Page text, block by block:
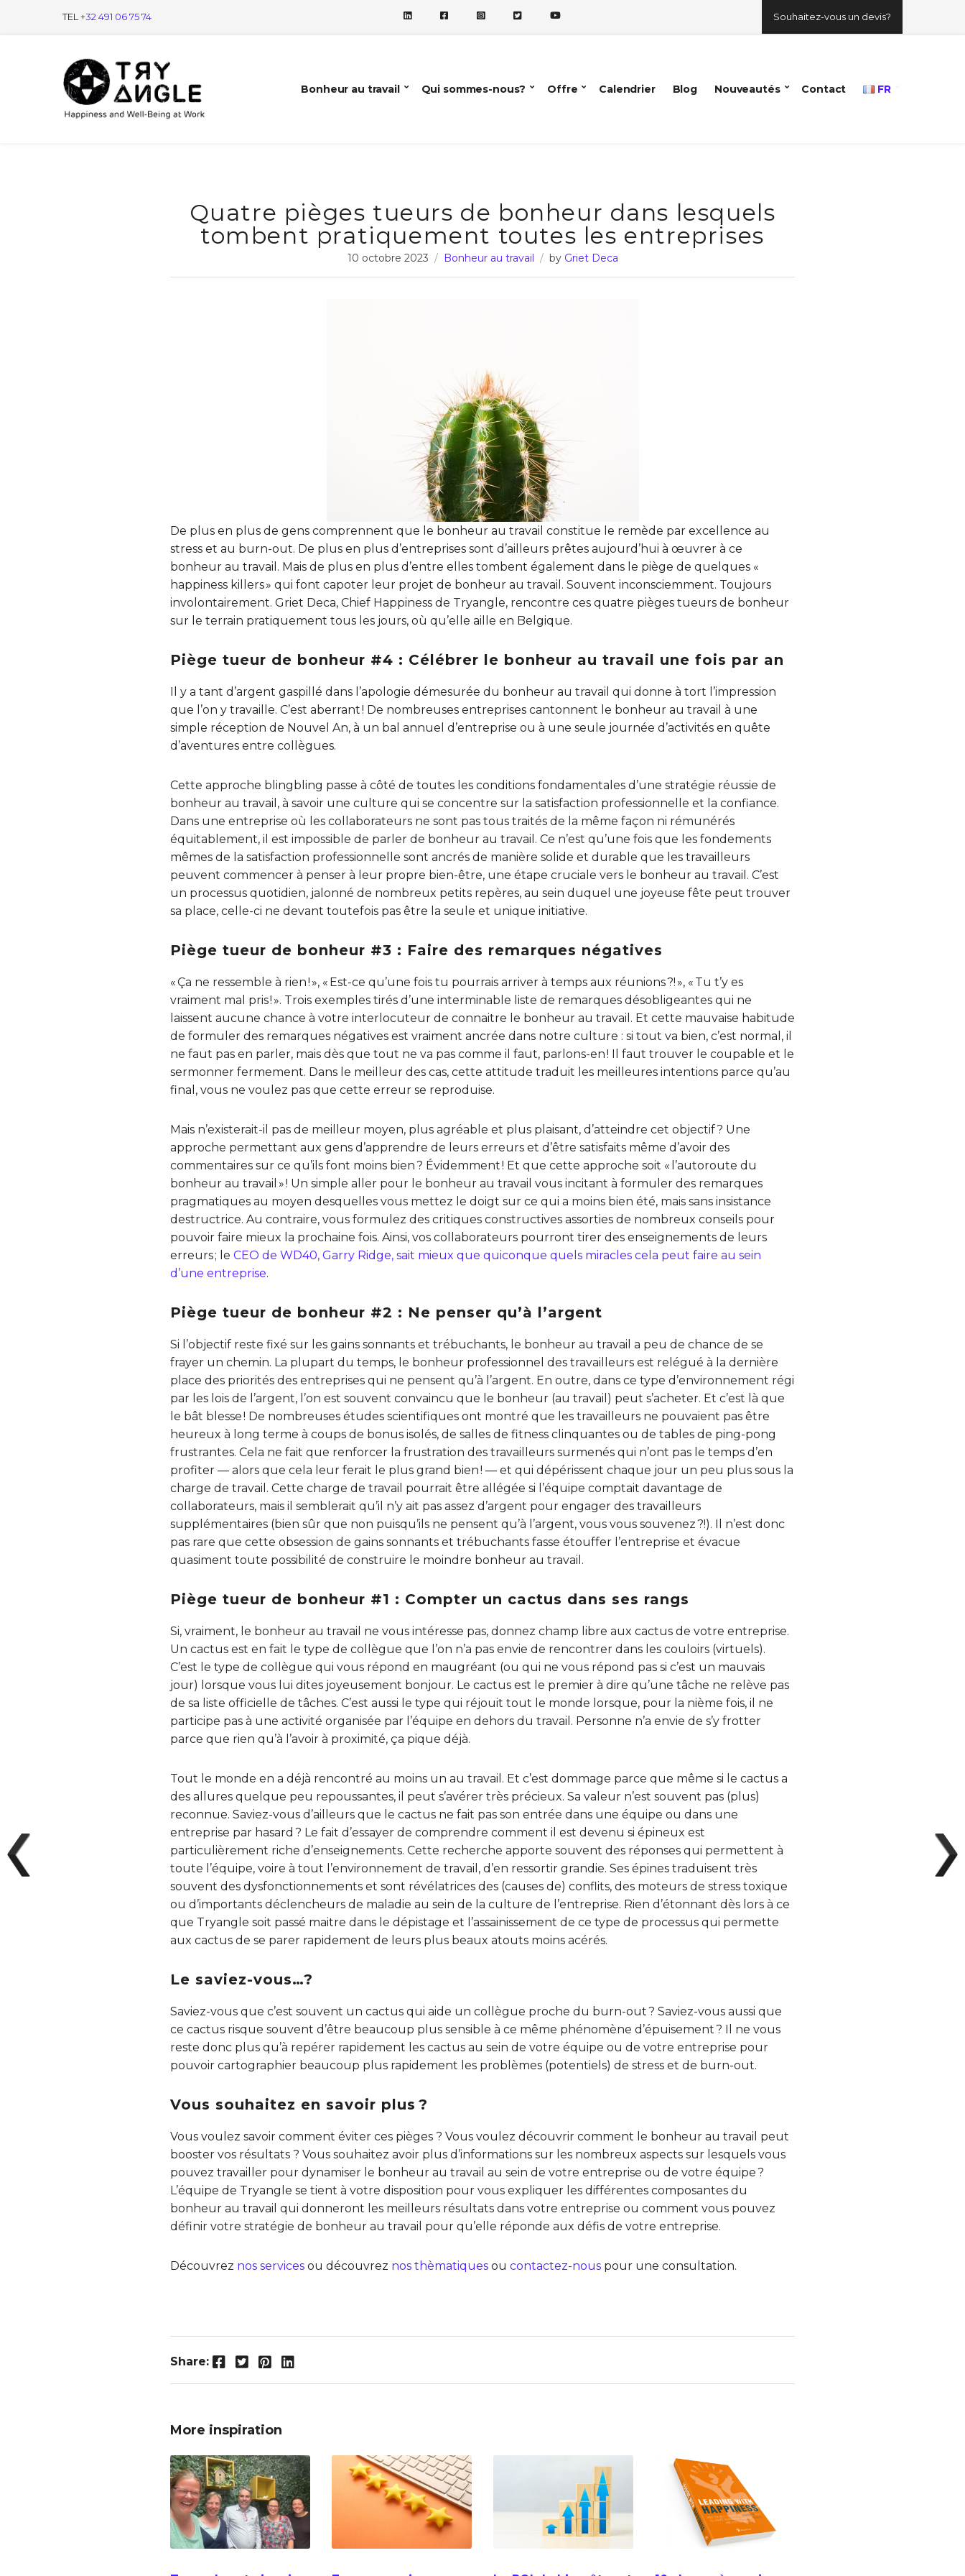
TEL +32 491 06 75 74 Souhaitez-vous un devis?
Bonheur au travail Qui sommes-nous? Offre Calendrier Blog Nouveautés Contact FR
Quatre pièges tueurs de bonheur dans lesquels
tombent pratiquement toutes les entreprises
10 octobre 2023 Bonheur au travail by Griet Deca
De plus en plus de gens comprennent que le bonheur au travail constitue le remède par excellence au
stress et au burn-out. De plus en plus d’entreprises sont d’ailleurs prêtes aujourd’hui à œuvrer à ce
bonheur au travail. Mais de plus en plus d’entre elles tombent également dans le piège de quelques «
happiness killers » qui font capoter leur projet de bonheur au travail. Souvent inconsciemment. Toujours
involontairement. Griet Deca, Chief Happiness de Tryangle, rencontre ces quatre pièges tueurs de bonheur
sur le terrain pratiquement tous les jours, où qu’elle aille en Belgique.
Piège tueur de bonheur #4 : Célébrer le bonheur au travail une fois par an
Il y a tant d’argent gaspillé dans l’apologie démesurée du bonheur au travail qui donne à tort l’impression
que l’on y travaille. C’est aberrant ! De nombreuses entreprises cantonnent le bonheur au travail à une
simple réception de Nouvel An, à un bal annuel d’entreprise ou à une seule journée d’activités en quête
d’aventures entre collègues.
Cette approche blingbling passe à côté de toutes les conditions fondamentales d’une stratégie réussie de
bonheur au travail, à savoir une culture qui se concentre sur la satisfaction professionnelle et la confiance.
Dans une entreprise où les collaborateurs ne sont pas tous traités de la même façon ni rémunérés
équitablement, il est impossible de parler de bonheur au travail. Ce n’est qu’une fois que les fondements
mêmes de la satisfaction professionnelle sont ancrés de manière solide et durable que les travailleurs
peuvent commencer à penser à leur propre bien-être, une étape cruciale vers le bonheur au travail. C’est
un processus quotidien, jalonné de nombreux petits repères, au sein duquel une joyeuse fête peut trouver
sa place, celle-ci ne devant toutefois pas être la seule et unique initiative.
Piège tueur de bonheur #3 : Faire des remarques négatives
« Ça ne ressemble à rien ! », « Est-ce qu’une fois tu pourrais arriver à temps aux réunions ?! », « Tu t’y es
vraiment mal pris ! ». Trois exemples tirés d’une interminable liste de remarques désobligeantes qui ne
laissent aucune chance à votre interlocuteur de connaitre le bonheur au travail. Et cette mauvaise habitude
de formuler des remarques négatives est vraiment ancrée dans notre culture : si tout va bien, c’est normal, il
ne faut pas en parler, mais dès que tout ne va pas comme il faut, parlons-en ! Il faut trouver le coupable et le
sermonner fermement. Dans le meilleur des cas, cette attitude traduit les meilleures intentions parce qu’au
final, vous ne voulez pas que cette erreur se reproduise.
Mais n’existerait-il pas de meilleur moyen, plus agréable et plus plaisant, d’atteindre cet objectif ? Une
approche permettant aux gens d’apprendre de leurs erreurs et d’être satisfaits même d’avoir des
commentaires sur ce qu’ils font moins bien ? Évidemment ! Et que cette approche soit « l’autoroute du
bonheur au travail » ! Un simple aller pour le bonheur au travail vous incitant à formuler des remarques
pragmatiques au moyen desquelles vous mettez le doigt sur ce qui a moins bien été, mais sans insistance
destructrice. Au contraire, vous formulez des critiques constructives assorties de nombreux conseils pour
pouvoir faire mieux la prochaine fois. Ainsi, vos collaborateurs pourront tirer des enseignements de leurs
erreurs ; le CEO de WD40, Garry Ridge, sait mieux que quiconque quels miracles cela peut faire au sein
d’une entreprise.
Piège tueur de bonheur #2 : Ne penser qu’à l’argent
Si l’objectif reste fixé sur les gains sonnants et trébuchants, le bonheur au travail a peu de chance de se
frayer un chemin. La plupart du temps, le bonheur professionnel des travailleurs est relégué à la dernière
place des priorités des entreprises qui ne pensent qu’à l’argent. En outre, dans ce type d’environnement régi
par les lois de l’argent, l’on est souvent convaincu que le bonheur (au travail) peut s’acheter. Et c’est là que
le bât blesse ! De nombreuses études scientifiques ont montré que les travailleurs ne pouvaient pas être
heureux à long terme à coups de bonus isolés, de salles de fitness clinquantes ou de tables de ping-pong
frustrantes. Cela ne fait que renforcer la frustration des travailleurs surmenés qui n’ont pas le temps d’en
profiter — alors que cela leur ferait le plus grand bien ! — et qui dépérissent chaque jour un peu plus sous la
charge de travail. Cette charge de travail pourrait être allégée si l’équipe comptait davantage de
collaborateurs, mais il semblerait qu’il n’y ait pas assez d’argent pour engager des travailleurs
supplémentaires (bien sûr que non puisqu’ils ne pensent qu’à l’argent, vous vous souvenez ?!). Il n’est donc
pas rare que cette obsession de gains sonnants et trébuchants fasse étouffer l’entreprise et évacue
quasiment toute possibilité de construire le moindre bonheur au travail.
Piège tueur de bonheur #1 : Compter un cactus dans ses rangs
Si, vraiment, le bonheur au travail ne vous intéresse pas, donnez champ libre aux cactus de votre entreprise.
Un cactus est en fait le type de collègue que l’on n’a pas envie de rencontrer dans les couloirs (virtuels).
C’est le type de collègue qui vous répond en maugréant (ou qui ne vous répond pas si c’est un mauvais
jour) lorsque vous lui dites joyeusement bonjour. Le cactus est le premier à dire qu’une tâche ne relève pas
de sa liste officielle de tâches. C’est aussi le type qui réjouit tout le monde lorsque, pour la nième fois, il ne
participe pas à une activité organisée par l’équipe en dehors du travail. Personne n’a envie de s’y frotter
parce que rien qu’à l’avoir à proximité, ça pique déjà.
Tout le monde en a déjà rencontré au moins un au travail. Et c’est dommage parce que même si le cactus a
des allures quelque peu repoussantes, il peut s’avérer très précieux. Sa valeur n’est souvent pas (plus)
reconnue. Saviez-vous d’ailleurs que le cactus ne fait pas son entrée dans une équipe ou dans une
entreprise par hasard ? Le fait d’essayer de comprendre comment il est devenu si épineux est
particulièrement riche d’enseignements. Cette recherche apporte souvent des réponses qui permettent à
toute l’équipe, voire à tout l’environnement de travail, d’en ressortir grandie. Ses épines traduisent très
souvent des dysfonctionnements et sont révélatrices des (causes de) conflits, des moteurs de stress toxique
ou d’importants déclencheurs de maladie au sein de la culture de l’entreprise. Rien d’étonnant dès lors à ce
que Tryangle soit passé maitre dans le dépistage et l’assainissement de ce type de processus qui permette
aux cactus de se parer rapidement de leurs plus beaux atouts moins acérés.
Le saviez-vous…?
Saviez-vous que c’est souvent un cactus qui aide un collègue proche du burn-out ? Saviez-vous aussi que
ce cactus risque souvent d’être beaucoup plus sensible à ce même phénomène d’épuisement ? Il ne vous
reste donc plus qu’à repérer rapidement les cactus au sein de votre équipe ou de votre entreprise pour
pouvoir cartographier beaucoup plus rapidement les problèmes (potentiels) de stress et de burn-out.
Vous souhaitez en savoir plus ?
Vous voulez savoir comment éviter ces pièges ? Vous voulez découvrir comment le bonheur au travail peut
booster vos résultats ? Vous souhaitez avoir plus d’informations sur les nombreux aspects sur lesquels vous
pouvez travailler pour dynamiser le bonheur au travail au sein de votre entreprise ou de votre équipe ?
L’équipe de Tryangle se tient à votre disposition pour vous expliquer les différentes composantes du
bonheur au travail qui donneront les meilleurs résultats dans votre entreprise ou comment vous pouvez
définir votre stratégie de bonheur au travail pour qu’elle réponde aux défis de votre entreprise.
Découvrez nos services ou découvrez nos thèmatiques ou contactez-nous pour une consultation.
Share: Facebook Twitter Pinterest LinkedIn
More inspiration